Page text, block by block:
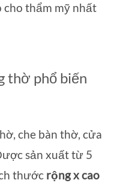
cho thẩm mỹ nhất
thờ phổ biến
che bàn thờ, cửa
sản xuất từ 5
thước rộng x cao